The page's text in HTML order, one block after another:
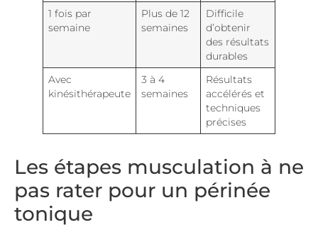
1 fois par
semaine
Plus de 12
semaines
Difficile
d’obtenir
des résultats
durables
Avec
kinésithérapeute
3 à 4
semaines
Résultats
accélérés et
techniques
précises
Les étapes musculation à ne
pas rater pour un périnée
tonique